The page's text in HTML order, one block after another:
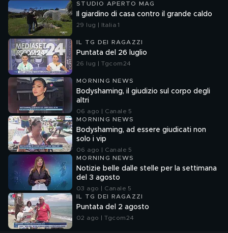
STUDIO APERTO MAG
Il giardino di casa contro il grande caldo
29 lug | Italia 1
IL TG DEI RAGAZZI
Puntata del 26 luglio
26 lug | Tgcom24
MORNING NEWS
Bodyshaming, il giudizio sul corpo degli
altri
06 ago | Canale 5
MORNING NEWS
Bodyshaming, ad essere giudicati non
solo i vip
06 ago | Canale 5
MORNING NEWS
Notizie belle dalle stelle per la settimana
del 3 agosto
03 ago | Canale 5
IL TG DEI RAGAZZI
Puntata del 2 agosto
02 ago | Tgcom24